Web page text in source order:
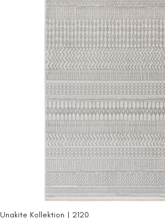
Unakite Kollektion | 2120